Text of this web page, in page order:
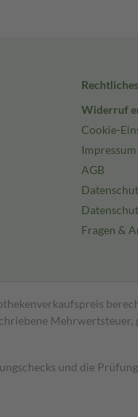
Rechtliches
Widerruf
Cookie-
Impressum
AGB
Fragen &
Mehrwertsteuer,
und die